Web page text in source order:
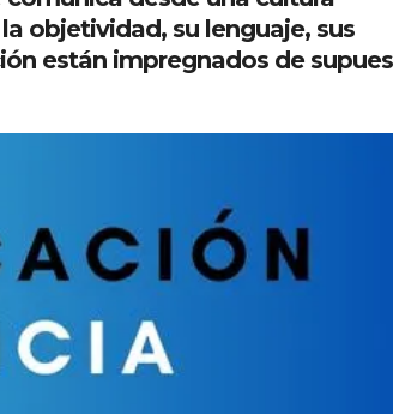
objetividad, su lenguaje, sus
están impregnados de